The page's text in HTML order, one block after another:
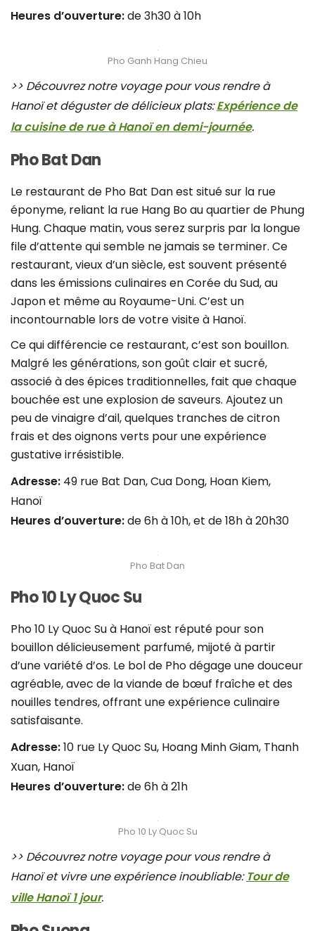
Heures d’ouverture:de 3h30 à 10h
Pho Ganh Hang Chieu
>> Découvrez notre voyage pour vous rendre à
Hanoï et déguster de délicieux plats:Expérience de
la cuisine de rue à Hanoï en demi-journée.
Pho Bat Dan
Le restaurant de Pho Bat Dan est situé sur la rue
éponyme, reliant la rue Hang Bo au quartier de Phung
Hung. Chaque matin, vous serez surpris par la longue
file d’attente qui semble ne jamais se terminer. Ce
restaurant, vieux d’un siècle, est souvent présenté
dans les émissions culinaires en Corée du Sud, au
Japon et même au Royaume-Uni. C’est un
incontournable lors de votre visite à Hanoï.
Ce qui différencie ce restaurant, c’est son bouillon.
Malgré les générations, son goût clair et sucré,
associé à des épices traditionnelles, fait que chaque
bouchée est une explosion de saveurs. Ajoutez un
peu de vinaigre d’ail, quelques tranches de citron
frais et des oignons verts pour une expérience
gustative irrésistible.
Adresse: 49 rue Bat Dan, Cua Dong, Hoan Kiem,
Hanoï
Heures d’ouverture:de 6h à 10h, et de 18h à 20h30
Pho Bat Dan
Pho 10 Ly Quoc Su
Pho 10 Ly Quoc Su à Hanoï est réputé pour son
bouillon délicieusement parfumé, mijoté à partir
d’une variété d’os. Le bol de Pho dégage une douceur
agréable, avec de la viande de bœuf fraîche et des
nouilles tendres, offrant une expérience culinaire
satisfaisante.
Adresse:10 rue Ly Quoc Su, Hoang Minh Giam, Thanh
Xuan, Hanoï
Heures d’ouverture:de 6h à 21h
Pho 10 Ly Quoc Su
>> Découvrez notre voyage pour vous rendre à
Hanoï et vivre une expérience inoubliable: Tour de
ville Hanoï 1 jour.